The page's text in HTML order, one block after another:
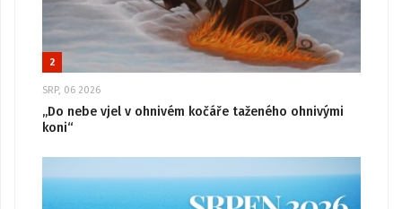
2
SRP, 06 2026
„Do nebe vjel v ohnivém kočáře taženého ohnivými
koni“